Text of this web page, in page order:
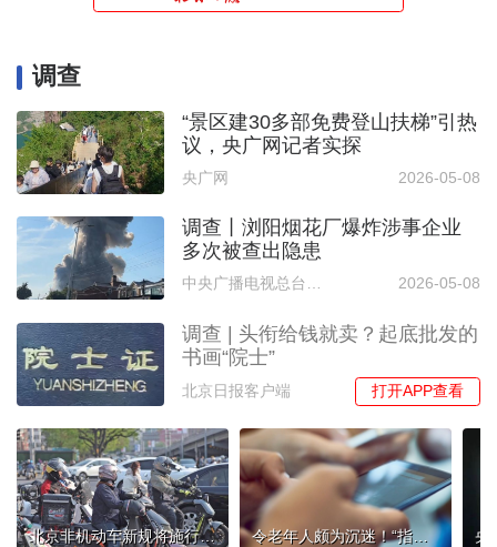
调查
“景区建30多部免费登山扶梯”引热
议，央广网记者实探
央广网 2026-05-08
调查丨浏阳烟花厂爆炸涉事企业
多次被查出隐患
2026-05-08
调查 | 头衔给钱就卖？起底批发的
书画“院士”
北京日报客户端 打开APP查看
北京非机动车新规将施行，头盔佩戴率如何？ 令老年人颇为沉迷！“指尖任务”暗藏猫腻